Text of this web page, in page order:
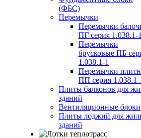
(ФБС)
Перемычки
Перемычки
ПГ серия 1.038.1-
Перемычки
брусковые ПБ
1.038.1-1
Перемычки
ПП серия 1.038.1-
Плиты балконов для
зданий
Вентиляционные блоки
Плиты лоджий для
зданий